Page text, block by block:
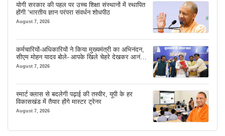
योगी सरकार की पहल पर उच्च शिक्षा संस्थानों में स्थापित
होंगी ‘भारतीय ज्ञान परंपरा संवर्धन शोधपीठ
August 7, 2026
कर्मचारियों-अधिकारियों ने किया मुख्यमंत्री का अभिनंदन,
सीएम मोहन यादव बोले- आपके खिले चेहरे देखकर आनंद
आता है
August 7, 2026
स्मार्ट क्लास से बदलेगी पढ़ाई की तस्वीर, यूपी के हर
विकासखंड में तैयार होंगे मास्टर ट्रेनर
August 7, 2026